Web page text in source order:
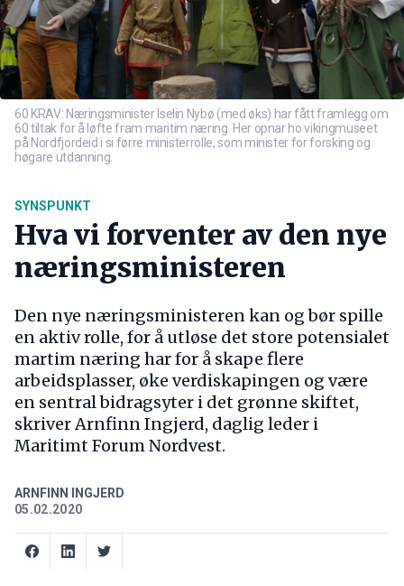
60 KRAV: Næringsminister Iselin Nybø (med øks) har fått framlegg om
60 tiltak for å løfte fram maritim næring. Her opnar ho vikingmuseet
på Nordfjordeid i si førre ministerrolle, som minister for forsking og
høgare utdanning.
SYNSPUNKT
Hva vi forventer av den nye
næringsministeren
Den nye næringsministeren kan og bør spille
en aktiv rolle, for å utløse det store potensialet
martim næring har for å skape flere
arbeidsplasser, øke verdiskapingen og være
en sentral bidragsyter i det grønne skiftet,
skriver Arnfinn Ingjerd, daglig leder i
Maritimt Forum Nordvest.
ARNFINN INGJERD
05.02.2020